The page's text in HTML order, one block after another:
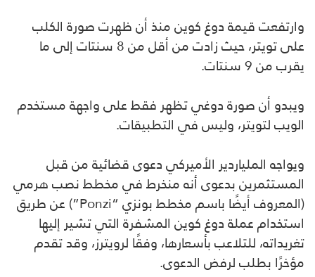
وارتفعت قيمة دوغ كوين منذ أن ظهرت صورة الكلب
على تويتر، حيث زادت من أقل من 8 سنتات إلى ما
يقرب من 9 سنتات.
ويبدو أن صورة دوغي تظهر فقط على واجهة مستخدم
الويب لتويتر، وليس في التطبيقات.
ويواجه الملياردير الأميركي دعوى قضائية من قبل
المستثمرين بدعوى أنه منخرط في مخطط نصب هرمي
(المعروف أيضًا باسم مخطط بونزي “Ponzi”) عن طريق
استخدام عملة دوغ كوين المشفرة التي تشير إليها
تغريداته، للتلاعب بأسعارها، وفقًا لرويترز، وقد تقدم
مؤخرًا بطلب لرفض الدعوى.